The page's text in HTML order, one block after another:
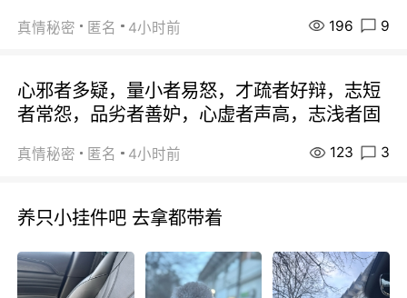
真情秘密 匿名 4小时前 196 9
心邪者多疑，量小者易怒，才疏者好辩，志短
者常怨，品劣者善妒，心虚者声高，志浅者固
真情秘密 匿名 4小时前 123 3
养只小挂件吧 去拿都带着